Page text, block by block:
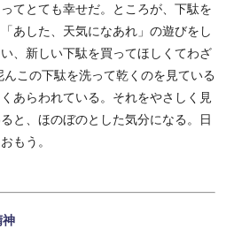
てとても幸せだ。ところが、下駄を
あした、天気になあれ」の遊びをし
、新しい下駄を買ってほしくてわざ
この下駄を洗って乾くのを見ている
あらわれている。それをやさしく見
と、ほのぼのとした気分になる。日
もう。
神